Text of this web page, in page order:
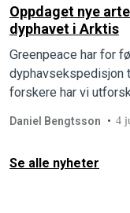
Oppdaget nye
dyphavet i Arktis
Greenpeace har for
dyphavsekspedisjon
forskere har vi
flere helt nye, hittil
Daniel Bengtsson 4
Se alle nyheter